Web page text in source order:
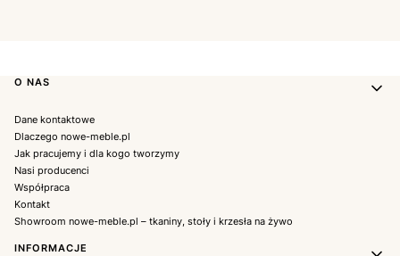
Linki w stopce
O NAS
Dane kontaktowe
Dlaczego nowe-meble.pl
Jak pracujemy i dla kogo tworzymy
Nasi producenci
Współpraca
Kontakt
Showroom nowe-meble.pl – tkaniny, stoły i krzesła na żywo
INFORMACJE